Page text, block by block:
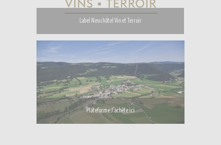
Label Neuchâtel Vin et Terroir
Plateforme J’achète ici